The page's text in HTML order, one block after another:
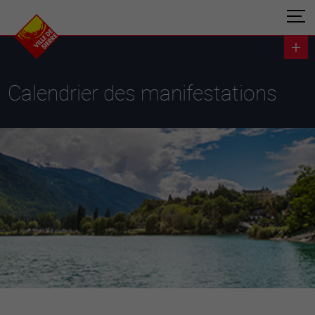
Calendrier des manifestations